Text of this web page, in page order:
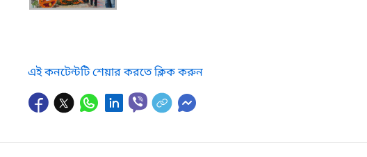
এই কনটেন্টটি শেয়ার করতে ক্লিক করুন